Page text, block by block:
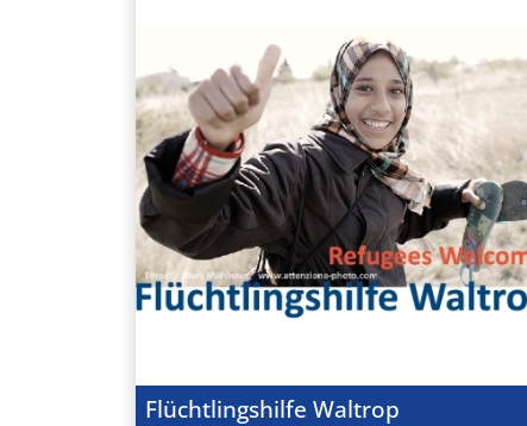
Flüchtlingshilfe Waltrop